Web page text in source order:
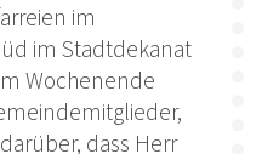
im
im Stadtdekanat
Wochenende
dass Herr